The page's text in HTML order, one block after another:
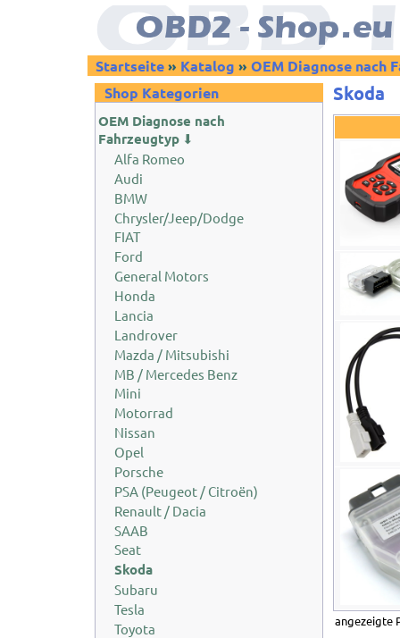
Startseite» Katalog » OEM Diagnose nach
Shop Kategorien
OEM Diagnose nach
Fahrzeugtyp ⬇
Alfa Romeo
Audi
BMW
Chrysler/Jeep/Dodge
FIAT
Ford
General Motors
Honda
Lancia
Landrover
Mazda / Mitsubishi
MB / Mercedes Benz
Mini
Motorrad
Nissan
Opel
Porsche
PSA (Peugeot / Citroën)
Renault / Dacia
SAAB
Seat
Skoda
Subaru
Tesla
Toyota
Skoda
angezeigte